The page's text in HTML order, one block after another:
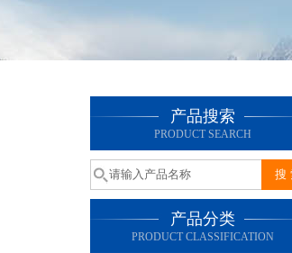
产品搜索
PRODUCT SEARCH
产品分类
PRODUCT CLASSIFICATION